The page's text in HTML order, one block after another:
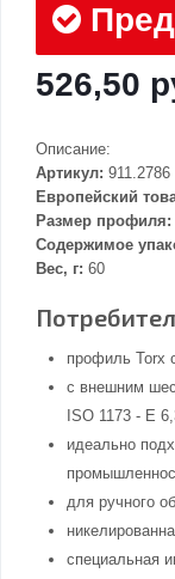
526,50
Описание:
Артикул: 911.2786
Европейский
Размер профиля:
Содержимое
Вес, г: 60
профиль Torx
с внешним
ISO 1173 - E
идеально
для ручного
специальная